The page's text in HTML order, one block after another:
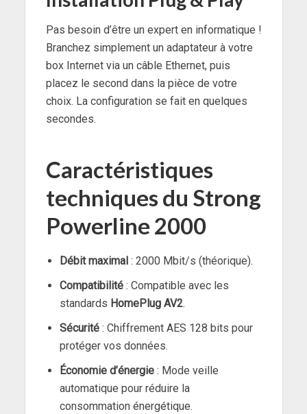
Pas besoin d’être un expert en informatique !
Branchez simplement un adaptateur à votre
box Internet via un câble Ethernet, puis
placez le second dans la pièce de votre
choix. La configuration se fait en quelques
secondes.
Caractéristiques
techniques du Strong
Powerline 2000
Débit maximal: 2000 Mbit/s (théorique).
Compatibilité: Compatible avec les
standards HomePlug AV2.
Sécurité: Chiffrement AES 128 bits pour
protéger vos données.
Économie d’énergie: Mode veille
automatique pour réduire la
consommation énergétique.